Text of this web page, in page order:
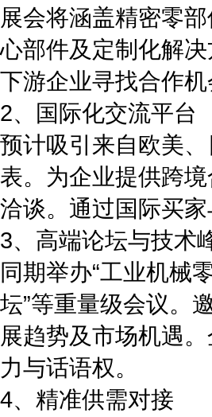
展会将涵盖精密零
心部件及定制化解
下游企业寻找合作机
2、国际化交流平台
预计吸引来自欧美
表。为企业提供跨
洽谈。通过国际买
3、高端论坛与技术
同期举办“工业机械
坛”等重量级会议。
展趋势及市场机遇
力与话语权。
4、精准供需对接